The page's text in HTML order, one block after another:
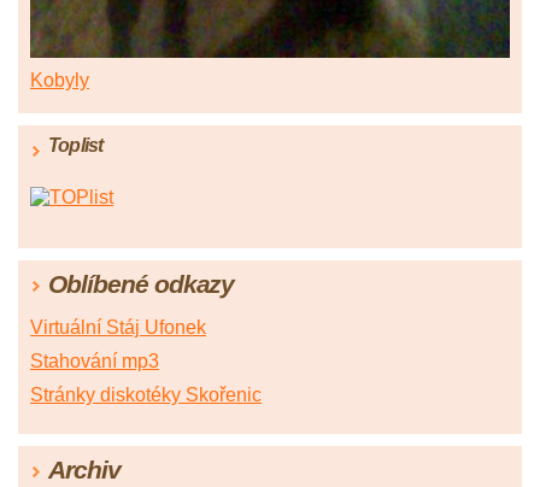
Kobyly
Toplist
Oblíbené odkazy
Virtuální Stáj Ufonek
Stahování mp3
Stránky diskotéky Skořenic
Archiv